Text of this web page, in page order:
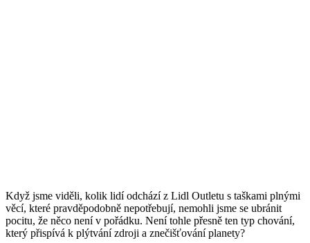
Když jsme viděli, kolik lidí odchází z Lidl Outletu s taškami plnými
věcí, které pravděpodobně nepotřebují, nemohli jsme se ubránit
pocitu, že něco není v pořádku. Není tohle přesně ten typ chování,
který přispívá k plýtvání zdroji a znečišťování planety?